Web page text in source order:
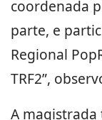
coordenada
parte, e
Regional
TRF2”,
A magistrada